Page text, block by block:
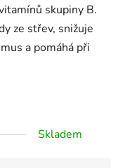
skupiny B.
ze střev, snižuje
a pomáhá při
Skladem